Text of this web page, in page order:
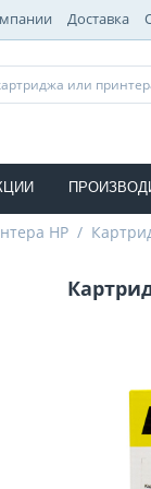
Доставка
HP /